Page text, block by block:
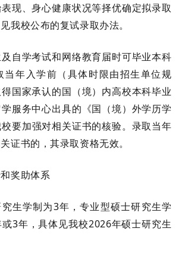
现、身心健康状况等择优确定拟录取
我校公布的复试录取办法。
自学考试和网络教育届时可毕业本科
当年入学前（具体时限由招生单位规
国家承认的国（境）内高校本科毕业
服务中心出具的《国（境）外学历学
要加强对相关证书的核验。录取当年
证书的，其录取资格无效。
奖助体系
生学制为3年，专业型硕士研究生学
或3年 ，具体见我校2026年硕士研究生